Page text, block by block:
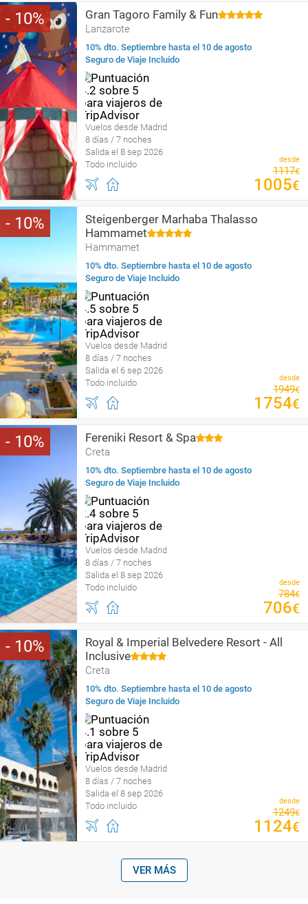
10 Gran Tagoro Family & Fun
Lanzarote
10% dto. Septiembre hasta el 10 de agosto
Seguro de Viaje Incluido
Vuelos desde Madrid
8 días / 7 noches
Salida el 8 sep 2026
Todo incluido
desde
1117€
1005€
10
Steigenberger Marhaba Thalasso
Hammamet
Hammamet
10% dto. Septiembre hasta el 10 de agosto
Seguro de Viaje Incluido
Vuelos desde Madrid
8 días / 7 noches
Salida el 6 sep 2026
Todo incluido
desde
1949€
1754€
10 Fereniki Resort & Spa
Creta
10% dto. Septiembre hasta el 10 de agosto
Seguro de Viaje Incluido
Vuelos desde Madrid
8 días / 7 noches
Salida el 8 sep 2026
Todo incluido
desde
784€
706€
10
Royal & Imperial Belvedere Resort - All
Inclusive
Creta
10% dto. Septiembre hasta el 10 de agosto
Seguro de Viaje Incluido
Vuelos desde Madrid
8 días / 7 noches
Salida el 8 sep 2026
Todo incluido
desde
1249€
1124€
VER MÁS